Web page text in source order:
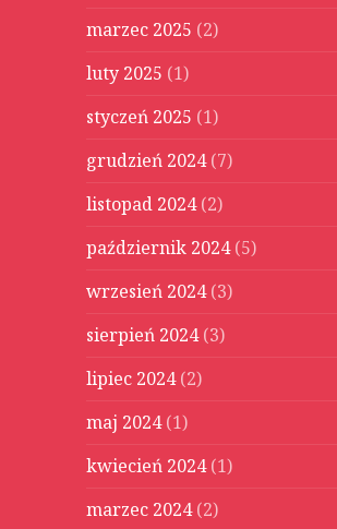
marzec 2025 (2)
luty 2025 (1)
styczeń 2025 (1)
grudzień 2024(7)
listopad 2024(2)
październik 2024(5)
wrzesień 2024(3)
sierpień 2024(3)
lipiec 2024(2)
maj 2024(1)
kwiecień 2024(1)
marzec 2024(2)